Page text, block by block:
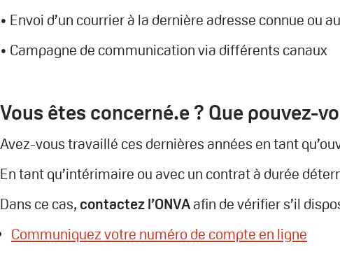
• Envoi d’un courrier à la dernière adresse connue ou
• Campagne de communication via différents canaux
Vous êtes concerné.e ? Que pouvez-
Avez-vous travaillé ces dernières années en tant
En tant qu’intérimaire ou avec un contrat à durée
Dans ce cas, contactez l’ONVAafin de vérifier s’il
Communiquez votre numéro de compte en ligne